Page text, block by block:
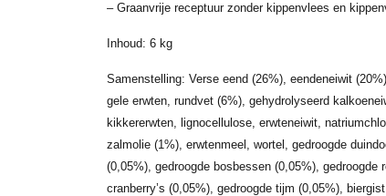
– Graanvrije receptuur zonder kippenvlees en
Inhoud: 6 kg
Samenstelling: Verse eend (26%), eendeneiwit
gele erwten, rundvet (6%), gehydrolyseerd
kikkererwten, lignocellulose, erwteneiwit,
zalmolie (1%), erwtenmeel, wortel, gedroogde
(0,05%), gedroogde bosbessen (0,05%), gedroogde
cranberry’s (0,05%), gedroogde tijm (0,05%),